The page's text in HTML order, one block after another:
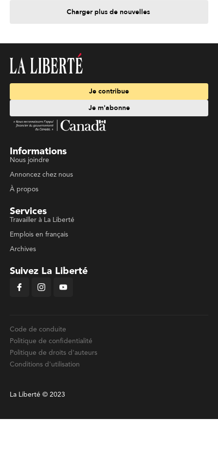
Charger plus de nouvelles
Je contribue
Je m'abonne
Informations
Nous joindre
Annoncez chez nous
À propos
Services
Travailler à La Liberté
Emplois en français
Archives
Suivez La Liberté
Code de conduite
Politique de confidentialité
Politique de droits d'auteurs
Conditions d'utilisation
La Liberté © 2023